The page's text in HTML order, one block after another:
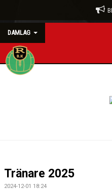
DAMLAG
HEM
BILDGALLERI
Tränare 2025
2024-12-01 18:24